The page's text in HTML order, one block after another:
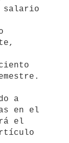
salario
en el
el